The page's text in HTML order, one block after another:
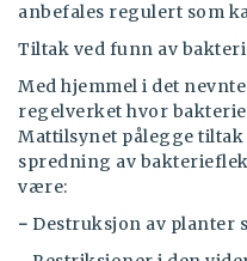
anbefales regulert som
Tiltak ved funn av
Med hjemmel i det
regelverket hvor
Mattilsynet pålegge
spredning av
være:
- Destruksjon av planter